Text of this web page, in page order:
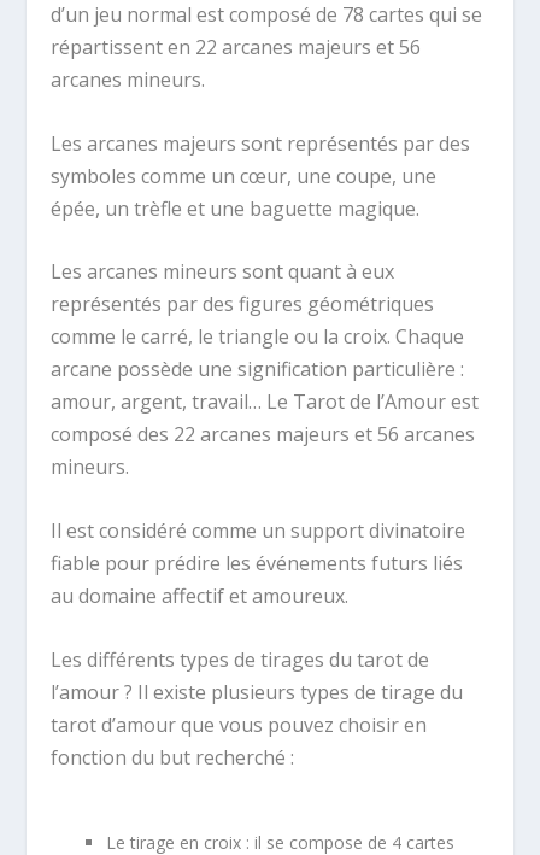
d’un jeu normal est composé de 78 cartes qui se
répartissent en 22 arcanes majeurs et 56
arcanes mineurs.
Les arcanes majeurs sont représentés par des
symboles comme un cœur, une coupe, une
épée, un trèfle et une baguette magique.
Les arcanes mineurs sont quant à eux
représentés par des figures géométriques
comme le carré, le triangle ou la croix. Chaque
arcane possède une signification particulière :
amour, argent, travail… Le Tarot de l’Amour est
composé des 22 arcanes majeurs et 56 arcanes
mineurs.
Il est considéré comme un support divinatoire
fiable pour prédire les événements futurs liés
au domaine affectif et amoureux.
Les différents types de tirages du tarot de
l’amour ? Il existe plusieurs types de tirage du
tarot d’amour que vous pouvez choisir en
fonction du but recherché :
Le tirage en croix : il se compose de 4 cartes